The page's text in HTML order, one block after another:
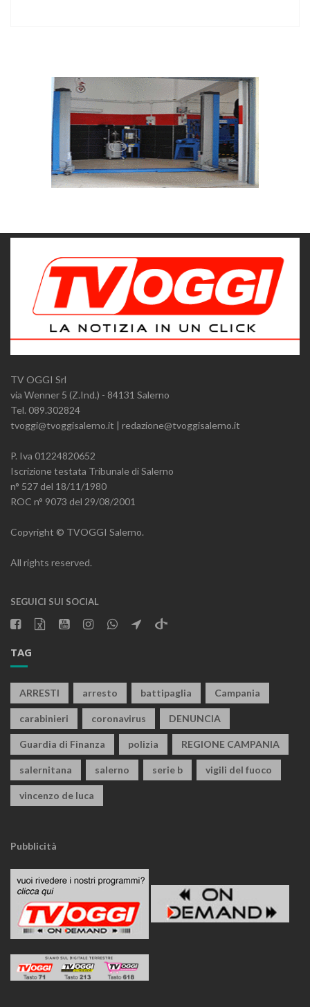
TV OGGI Srl
via Wenner 5 (Z.Ind.) - 84131 Salerno
Tel. 089.302824
tvoggi@tvoggisalerno.it | redazione@tvoggisalerno.it
P. Iva 01224820652
Iscrizione testata Tribunale di Salerno
n° 527 del 18/11/1980
ROC n° 9073 del 29/08/2001
Copyright © TVOGGI Salerno.
All rights reserved.
SEGUICI SUI SOCIAL
TAG
ARRESTI arresto battipaglia Campania
carabinieri coronavirus DENUNCIA
Guardia di Finanza polizia REGIONE CAMPANIA
salernitana salerno serie b vigili del fuoco
vincenzo de luca
Pubblicità